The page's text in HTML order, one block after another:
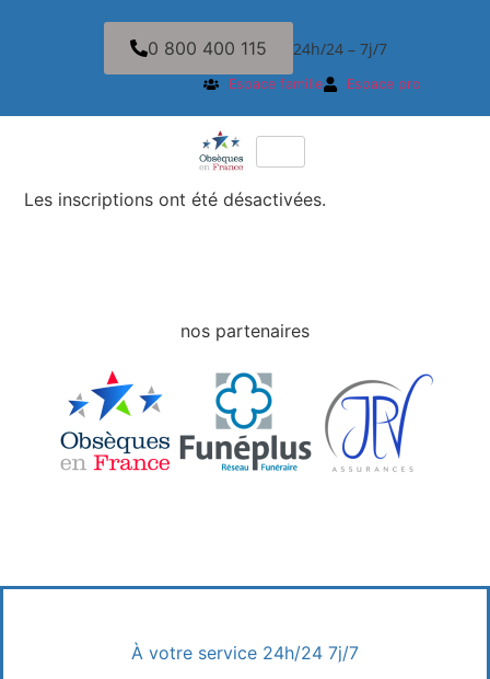
0 800 400 115 24h/24 – 7j/7
Espace famille Espace pro
Les inscriptions ont été désactivées.
nos partenaires
À votre service 24h/24 7j/7